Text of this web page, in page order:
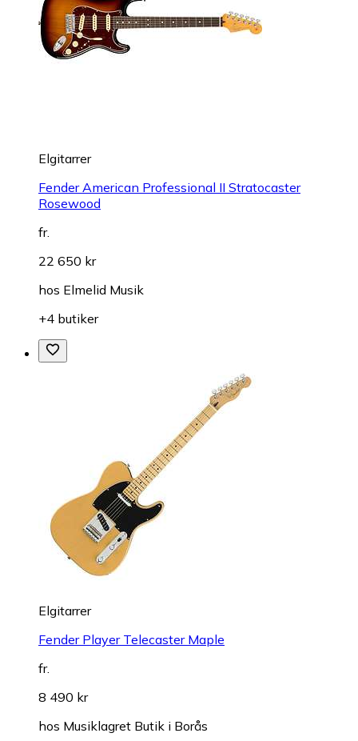
Elgitarrer
Fender American Professional II Stratocaster
Rosewood
fr.
22 650 kr
hos Elmelid Musik
+4 butiker
Elgitarrer
Fender Player Telecaster Maple
fr.
8 490 kr
hos Musiklagret Butik i Borås